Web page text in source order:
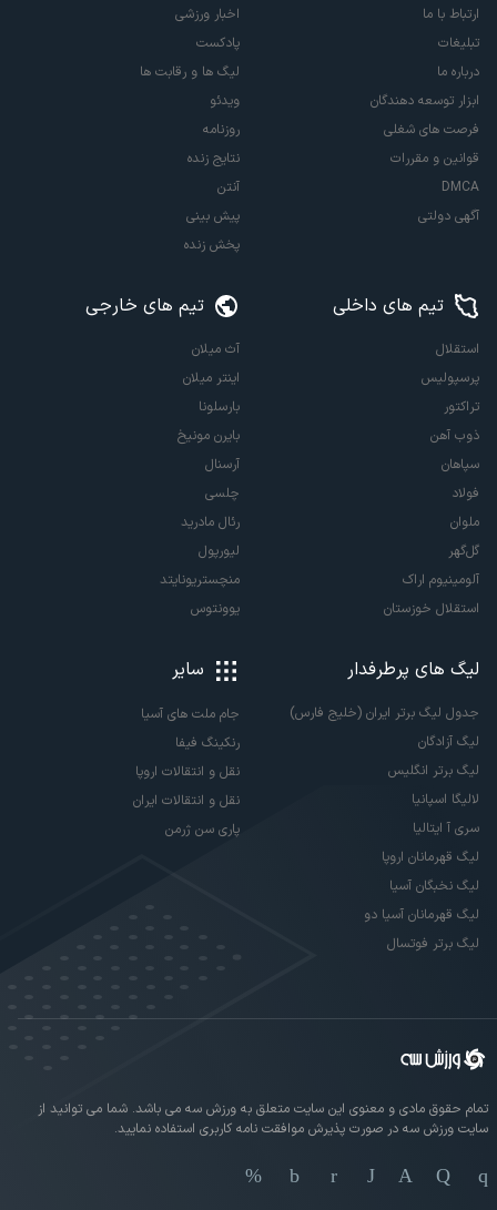
ارتباط با ما
تبلیغات
درباره ما
ابزار توسعه دهندگان
فرصت های شغلی
قوانین و مقررات
DMCA
آگهی دولتی
اخبار ورزشی
پادکست
لیگ ها و رقابت ها
ویدئو
روزنامه
نتایج زنده
آنتن
پیش بینی
پخش زنده
تیم های داخلی
استقلال
پرسپولیس
تراکتور
ذوب آهن
سپاهان
فولاد
ملوان
گل‌گهر
آلومینیوم اراک
استقلال خوزستان
تیم های خارجی
آث میلان
اینتر میلان
بارسلونا
بایرن مونیخ
آرسنال
چلسی
رئال مادرید
لیورپول
منچستریونایتد
یوونتوس
لیگ های پرطرفدار
جدول لیگ برتر ایران (خلیج فارس)
لیگ آزادگان
لیگ برتر انگلیس
لالیگا اسپانیا
سری آ ایتالیا
لیگ قهرمانان اروپا
لیگ نخبگان آسیا
لیگ قهرمانان آسیا دو
لیگ برتر فوتسال
سایر
جام ملت های آسیا
رنکینگ فیفا
نقل و انتقالات اروپا
نقل و انتقالات ایران
پاری سن ژرمن
تمام حقوق مادی و معنوی این سایت متعلق به ورزش سه می باشد. شما می توانید از
سایت ورزش سه در صورت پذیرش موافقت نامه کاربری استفاده نمایید.